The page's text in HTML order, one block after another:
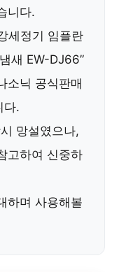
니다.
세정기 임플란
새 EW-DJ66”
소닉 공식판매
다.
망설였으나,
고하여 신중하
하며 사용해볼